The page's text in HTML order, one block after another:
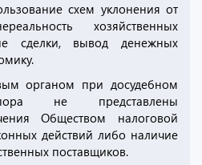
схем уклонения от
хозяйственных
сделки, вывод денежных
органом при досудебном
не представлены
Обществом налоговой
действий либо наличие
поставщиков.